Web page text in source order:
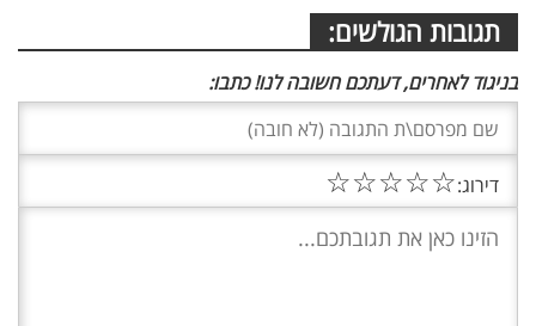
תגובות הגולשים:
בניגוד לאחרים, דעתכם חשובה לנו! כתבו:
דירוג:☆
☆
☆
☆
☆